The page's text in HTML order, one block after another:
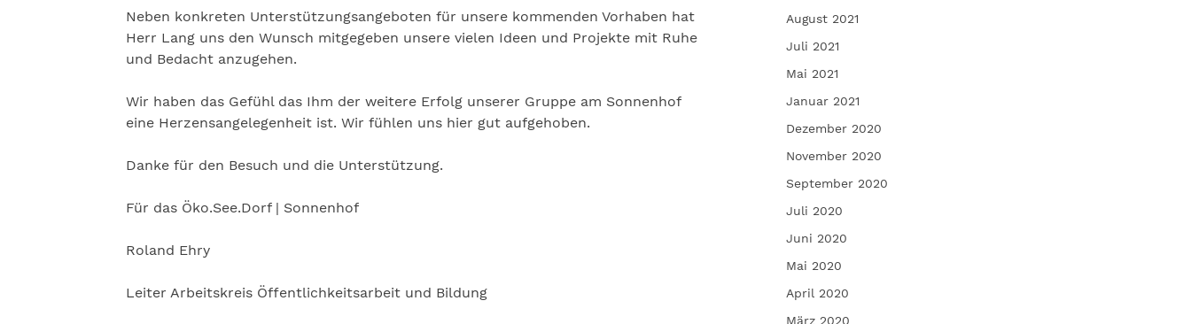
Neben konkreten Unterstützungsangeboten für unsere kommenden Vorhaben hat
Herr Lang uns den Wunsch mitgegeben unsere vielen Ideen und Projekte mit Ruhe
und Bedacht anzugehen.
Wir haben das Gefühl das Ihm der weitere Erfolg unserer Gruppe am Sonnenhof
eine Herzensangelegenheit ist. Wir fühlen uns hier gut aufgehoben.
Danke für den Besuch und die Unterstützung.
Für das Öko.See.Dorf | Sonnenhof
Roland Ehry
Leiter Arbeitskreis Öffentlichkeitsarbeit und Bildung
August 2021
Juli 2021
Mai 2021
Januar 2021
Dezember 2020
November 2020
September 2020
Juli 2020
Juni 2020
Mai 2020
April 2020
März 2020